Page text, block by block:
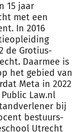
15 jaar
met een
In 2016
de Grotius-
Daarmee is
het gebied van
Meta in 2022
Law.nl
bij
bestuurs-
Utrecht